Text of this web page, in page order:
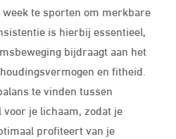
te sporten om merkbare
is hierbij essentieel,
bijdraagt aan het
en fitheid.
te vinden tussen
je lichaam, zodat je
profiteert van je